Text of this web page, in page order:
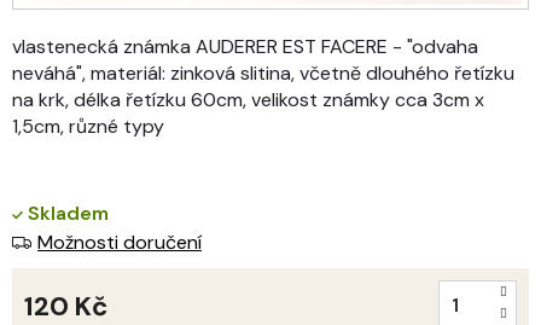
vlastenecká známka AUDERER EST FACERE - "odvaha
neváhá", materiál: zinková slitina, včetně dlouhého řetízku
na krk, délka řetízku 60cm, velikost známky cca 3cm x
1,5cm, různé typy
Skladem
Možnosti doručení
120 Kč